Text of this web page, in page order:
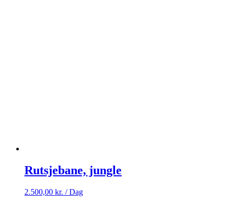
Rutsjebane, jungle
2.500,00 kr. / Dag